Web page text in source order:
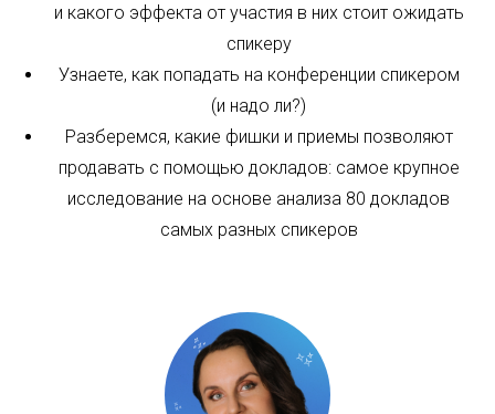
и какого эффекта от участия в них стоит ожидать
спикеру
Узнаете, как попадать на конференции спикером
(и надо ли?)
Разберемся, какие фишки и приемы позволяют
продавать с помощью докладов: самое крупное
исследование на основе анализа 80 докладов
самых разных спикеров